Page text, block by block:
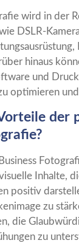
wird in der
DSLR-
hinaus
und
optimieren
der
Inhalte,
positiv
zu
die
zu